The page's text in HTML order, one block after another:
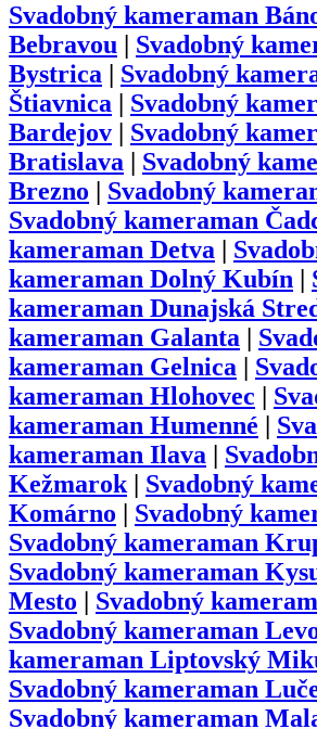
Svadobný kameraman
Bebravou
Svadobný
Bystrica
Svadobný
Štiavnica
Svadobný
Bardejov
Svadobný
Bratislava
Svadobný
Brezno
Svadobný
Svadobný kameraman
kameraman Detva
kameraman Dolný Kubín
kameraman Dunajská
kameraman Galanta
kameraman Gelnica
kameraman Hlohovec
kameraman Humenné
kameraman Ilava
Kežmarok| Svadobný
Komárno
Svadobný
Svadobný kameraman
Svadobný kameraman
Mesto
Svadobný
Svadobný kameraman
kameraman Liptovský
Svadobný kameraman
Svadobný kameraman